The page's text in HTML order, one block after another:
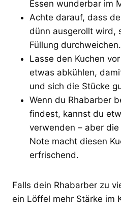
Essen wunderbar im
Achte darauf, dass
dünn ausgerollt wird,
Füllung durchweichen.
Lasse den Kuchen
etwas abkühlen,
und sich die Stücke
Wenn du Rhabarber
findest, kannst du
verwenden – aber
Note macht diesen
erfrischend.
Falls dein Rhabarber zu
ein Löffel mehr Stärke im